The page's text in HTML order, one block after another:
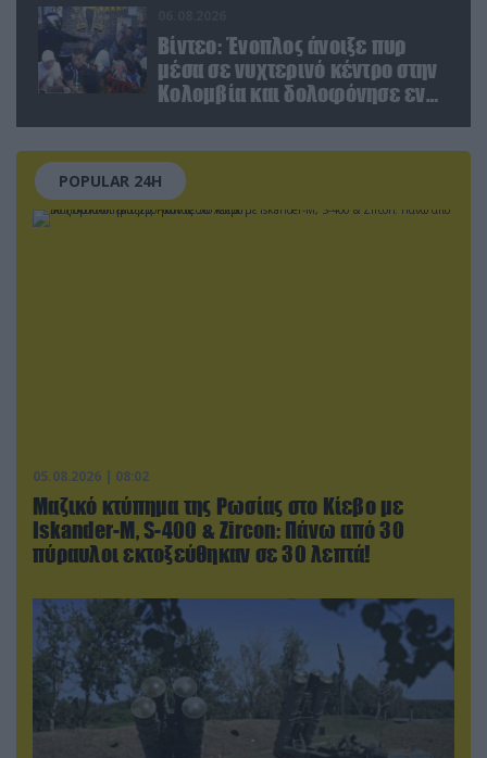
Βίντεο: Ένοπλος άνοιξε πυρ
μέσα σε νυχτερινό κέντρο στην
Κολομβία και δολοφόνησε εν
POPULAR 24H
05.08.2026 | 08:02
Μαζικό κτύπημα της Ρωσίας στο Κίεβο με
Iskander-Μ, S-400 & Zircon: Πάνω από 30
πύραυλοι εκτοξεύθηκαν σε 30 λεπτά!